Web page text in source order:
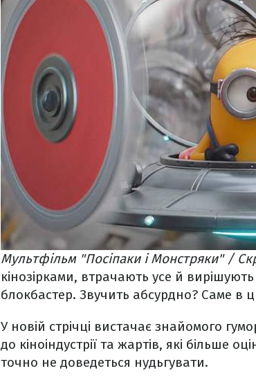
Мультфільм "Посіпаки і Монстряки" /
кінозірками, втрачають усе й
блокбастер. Звучить абсурдно? Саме в
У новій стрічці вистачає знайомого
до кіноіндустрії та жартів, які більше
точно не доведеться нудьгувати.